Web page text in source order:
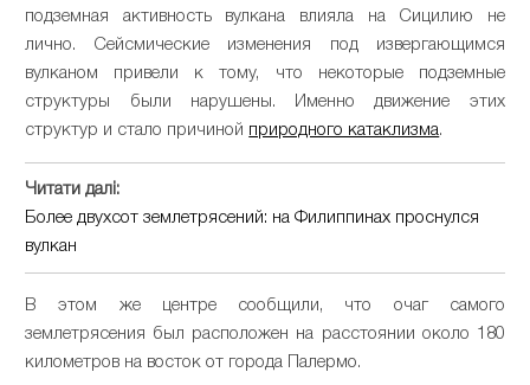
подземная активность вулкана влияла на Сицилию не
лично. Сейсмические изменения под извергающимся
вулканом привели к тому, что некоторые подземные
структуры были нарушены. Именно движение этих
структур и стало причиной природного катаклизма.
Читати далі:
Более двухсот землетрясений: на Филиппинах проснулся
вулкан
В этом же центре сообщили, что очаг самого
землетрясения был расположен на расстоянии около 180
километров на восток от города Палермо.